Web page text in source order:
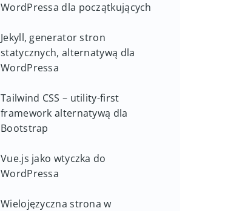
WordPressa dla początkujących
Jekyll, generator stron
statycznych, alternatywą dla
WordPressa
Tailwind CSS – utility-first
framework alternatywą dla
Bootstrap
Vue.js jako wtyczka do
WordPressa
Wielojęzyczna strona w